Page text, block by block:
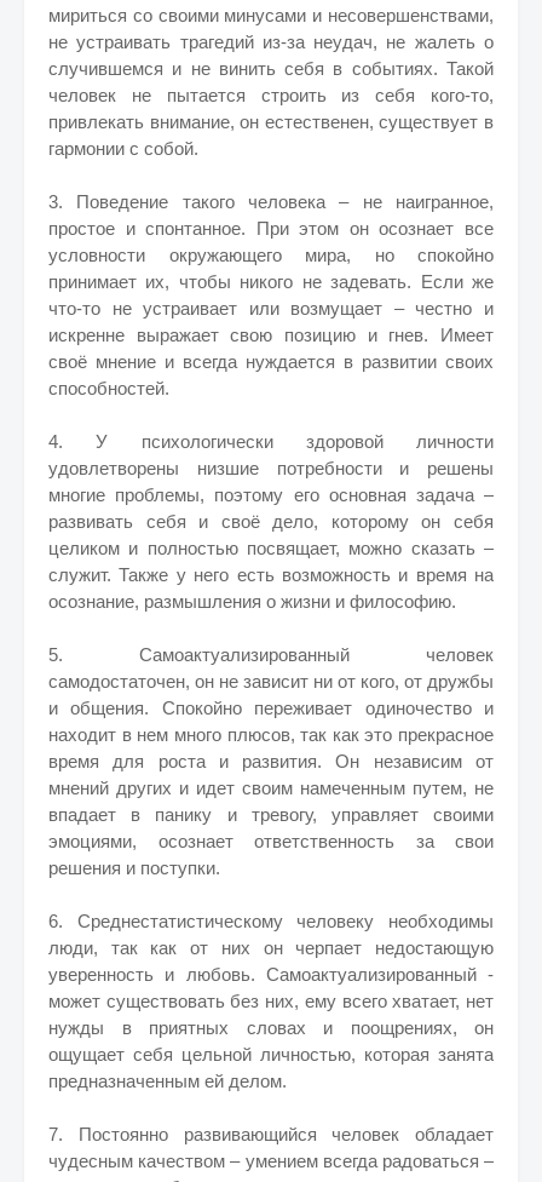
мириться со своими минусами и несовершенствами,
не устраивать трагедий из-за неудач, не жалеть о
случившемся и не винить себя в событиях. Такой
человек не пытается строить из себя кого-то,
привлекать внимание, он естественен, существует в
гармонии с собой.
3. Поведение такого человека – не наигранное,
простое и спонтанное. При этом он осознает все
условности окружающего мира, но спокойно
принимает их, чтобы никого не задевать. Если же
что-то не устраивает или возмущает – честно и
искренне выражает свою позицию и гнев. Имеет
своё мнение и всегда нуждается в развитии своих
способностей.
4. У психологически здоровой личности
удовлетворены низшие потребности и решены
многие проблемы, поэтому его основная задача –
развивать себя и своё дело, которому он себя
целиком и полностью посвящает, можно сказать –
служит. Также у него есть возможность и время на
осознание, размышления о жизни и философию.
5. Самоактуализированный человек
самодостаточен, он не зависит ни от кого, от дружбы
и общения. Спокойно переживает одиночество и
находит в нем много плюсов, так как это прекрасное
время для роста и развития. Он независим от
мнений других и идет своим намеченным путем, не
впадает в панику и тревогу, управляет своими
эмоциями, осознает ответственность за свои
решения и поступки.
6. Среднестатистическому человеку необходимы
люди, так как от них он черпает недостающую
уверенность и любовь. Самоактуализированный -
может существовать без них, ему всего хватает, нет
нужды в приятных словах и поощрениях, он
ощущает себя цельной личностью, которая занята
предназначенным ей делом.
7. Постоянно развивающийся человек обладает
чудесным качеством – умением всегда радоваться –